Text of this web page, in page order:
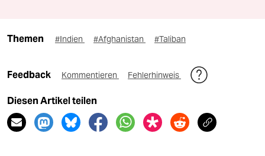
Themen #Indien #Afghanistan #Taliban
Feedback Kommentieren Fehlerhinweis
Diesen Artikel teilen